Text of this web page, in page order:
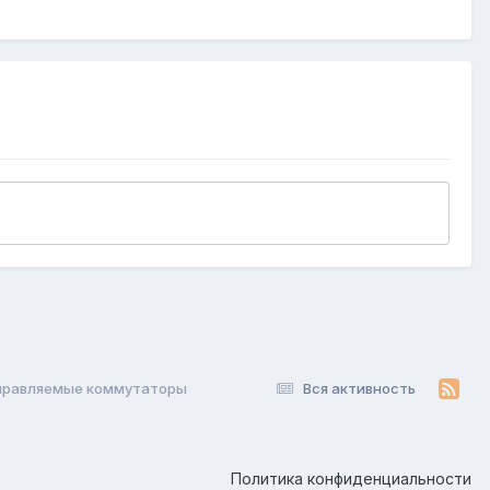
Вся активность
коммутаторы
Политика конфиденциальности